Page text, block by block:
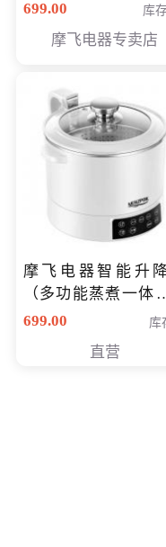
（智能升降养生锅
699.00 库
摩飞电器专卖店
摩飞电器智能升
（多功能蒸煮一体
（智能升降养生锅
699.00 库
直营